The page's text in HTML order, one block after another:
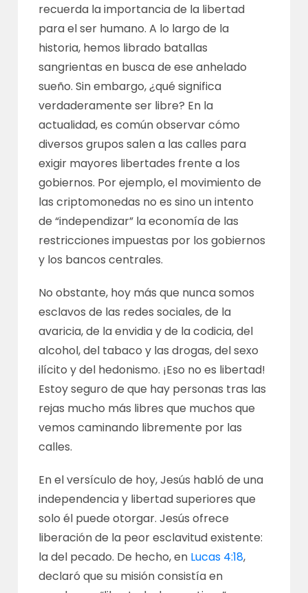
recuerda la importancia de la libertad
para el ser humano. A lo largo de la
historia, hemos librado batallas
sangrientas en busca de ese anhelado
sueño. Sin embargo, ¿qué significa
verdaderamente ser libre? En la
actualidad, es común observar cómo
diversos grupos salen a las calles para
exigir mayores libertades frente a los
gobiernos. Por ejemplo, el movimiento de
las criptomonedas no es sino un intento
de “independizar” la economía de las
restricciones impuestas por los gobiernos
y los bancos centrales.
No obstante, hoy más que nunca somos
esclavos de las redes sociales, de la
avaricia, de la envidia y de la codicia, del
alcohol, del tabaco y las drogas, del sexo
ilícito y del hedonismo. ¡Eso no es libertad!
Estoy seguro de que hay personas tras las
rejas mucho más libres que muchos que
vemos caminando libremente por las
calles.
En el versículo de hoy, Jesús habló de una
independencia y libertad superiores que
solo él puede otorgar. Jesús ofrece
liberación de la peor esclavitud existente:
la del pecado. De hecho, en Lucas 4:18,
declaró que su misión consistía en